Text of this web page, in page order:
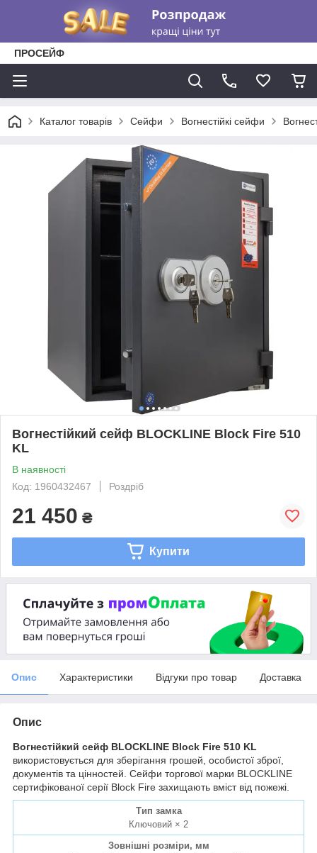
ПРОСЕЙФ
Каталог товарів Сейфи Вогнестійкі сейфи
Вогнестійкий сейф BLOCKLINE Block Fire 510
KL
В наявності
Код: 1960432467
Роздріб
21 450 ₴
Купити
Опис Характеристики Відгуки про товар Доставка
Опис
Вогнестійкий сейф BLOCKLINE Block Fire 510 KL
використовується для зберігання грошей, особистої зброї,
документів та цінностей. Сейфи торгової марки BLOCKLINE
сертифікованої серії Block Fire захищають вміст від пожежі.
Тип замка
Ключовий × 2
Зовнішні розміри, мм